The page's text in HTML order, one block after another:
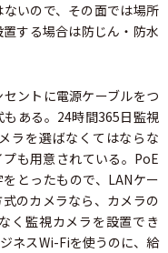
いので、その面では場所
する場合は防じん・防水
ントに電源ケーブルをつ
ある。24時間365日監視
ラを選ばなくてはならな
も用意されている。PoE
とったもので、LANケー
のカメラなら、カメラの
く監視カメラを設置でき
ネスWi-Fiを使うのに、給